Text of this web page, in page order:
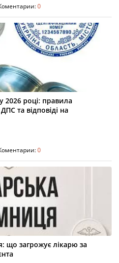
0
2026 році: правила
та відповіді на
0
що загрожує лікарю за